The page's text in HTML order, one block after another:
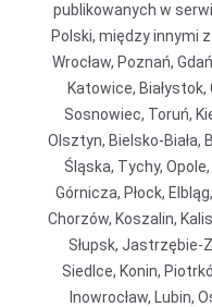
publikowanych w
Polski, między innymi
Wrocław, Poznań,
Katowice,
Sosnowiec, Toruń,
Olsztyn, Bielsko-Biała,
Śląska, Tychy,
Górnicza, Płock,
Chorzów, Koszalin,
Słupsk, Jastrzębie-
Siedlce, Konin,
Inowrocław, Lubin,